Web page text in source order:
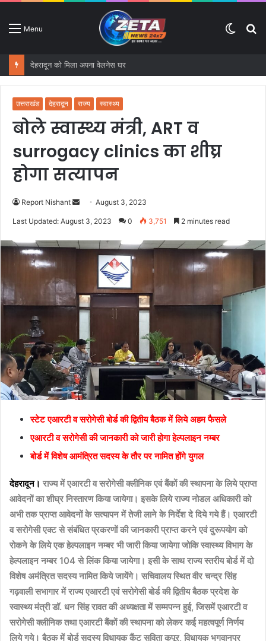
Menu
Switch
देहरादून को मिला अपना वेलनेस घर
उत्तराखंड देहरादून राज्य स्वास्थ्य
बोले स्वास्थ्य मंत्री, ART व
surrogacy clinics का शीघ्र
होगा सत्यापन
Report Nishant
d
m
a
l
August 3, 2023
Last Updated: August 3, 2023 0 3,751 2 minutes read
स्टेट एआरटी व सरोगेसी बोर्ड की द्वितीय बैठक में लिये अहम फैसले
एआरटी व सरोगेसी की जानकारी को जारी होगा हेल्पलाइन नम्बर
बोर्ड में विशेष आमंत्रित सदस्य के तौर पर नामित होंगे युगल
देहरादून। राज्य में एआरटी व सरोगेसी क्लीनिक एवं बैंकों की स्थापना के लिये प्राप्त
आवेदनों का शीघ्र निस्तारण किया जायेगा। इसके लिये राज्य नोडल अधिकारी को
अभी तक प्राप्त आवेदनों के सत्यापन में तेजी लाने के निर्देश दे दिये गये हैं। एआरटी
व सरोगेसी एक्ट से संबंधित प्रकरणों की जानकारी प्राप्त करने एवं दुरूपयोग को
रोकने के लिये एक हेल्पलाइन नम्बर भी जारी किया जायेगा जोकि स्वास्थ्य विभाग के
हेल्पलाइन नम्बर 104 से लिंक किया जायेगा। इसी के साथ राज्य स्तरीय बोर्ड में दो
विशेष अमंत्रित सदस्य नामित किये जायेंगे। सचिवालय स्थित वीर चन्द्र सिंह
गढ़वाली सभागार में राज्य एआरटी एवं सरोगेसी बोर्ड की द्वितीय बैठक प्रदेश के
स्वास्थ्य मंत्री डॉ. धन सिंह रावत की अध्यक्षता में सम्मपन्न हुई, जिसमें एआरटी व
सरोगेसी क्लीनिक तथा एआरटी बैंकों की स्थापना को लेकर कई महत्वपूर्ण निर्णय
लिये गये। बैठक में बोर्ड सदस्य विधायक कैंट सविता कपूर, विधायक भगवानपुर